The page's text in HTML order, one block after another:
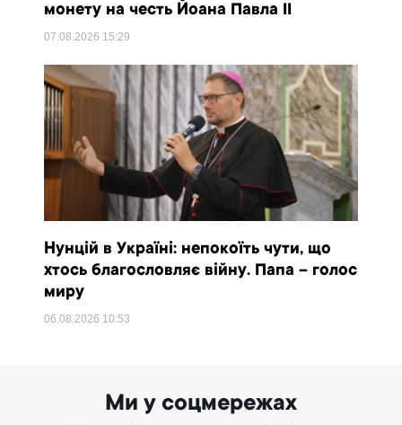
монету на честь Йоана Павла II
07.08.2026 15:29
Нунцій в Україні: непокоїть чути, що
хтось благословляє війну. Папа – голос
миру
06.08.2026 10:53
Ми у соцмережах